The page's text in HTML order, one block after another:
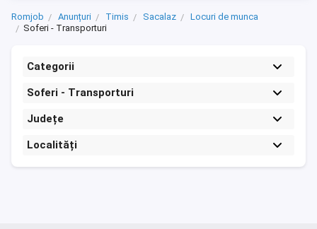
Romjob Anunțuri Timis Sacalaz
Locuri de munca
Soferi - Transporturi
Categorii
Soferi - Transporturi
Județe
Localități